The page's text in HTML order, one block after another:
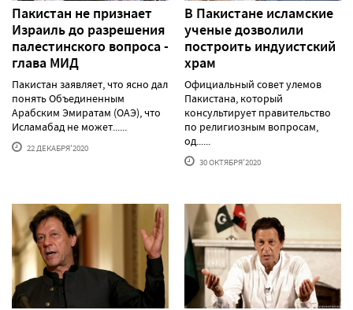
Пакистан не признает
Израиль до разрешения
палестинского вопроса -
глава МИД
Пакистан заявляет, что ясно дал
понять Объединенным
Арабским Эмиратам (ОАЭ), что
Исламабад не может......
22 ДЕКАБРЯ'2020
В Пакистане исламские
ученые дозволили
построить индуистский
храм
Официальный совет улемов
Пакистана, который
консультирует правительство
по религиозным вопросам,
од......
30 ОКТЯБРЯ'2020